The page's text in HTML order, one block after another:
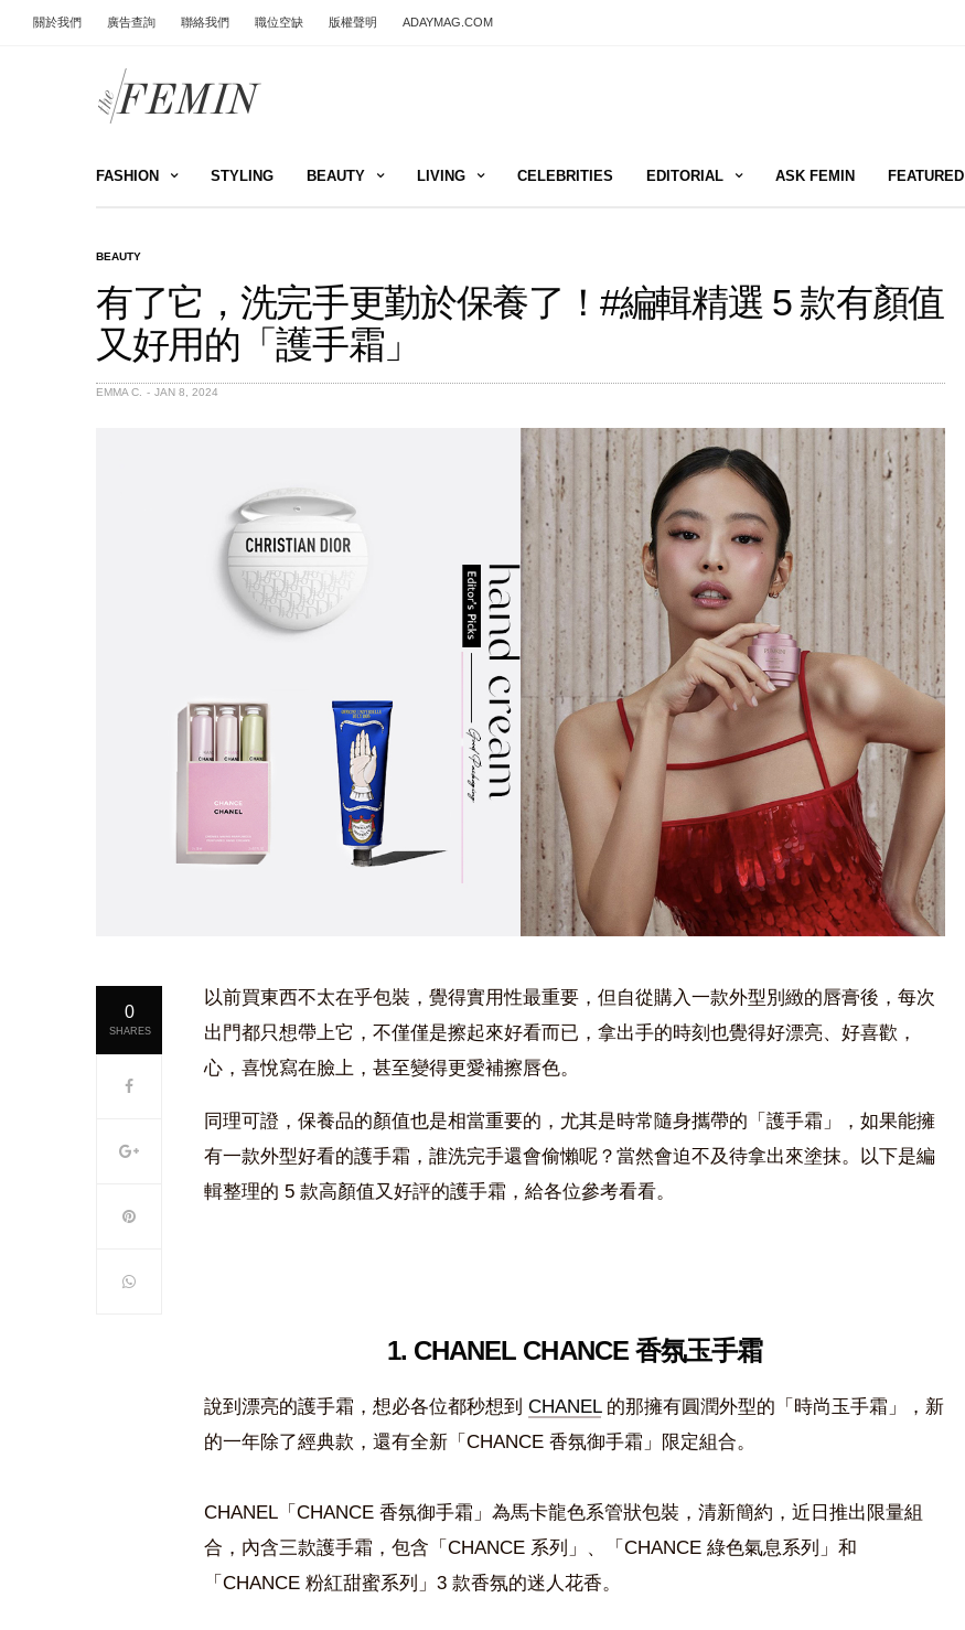
關於我們 廣告查詢 聯絡我們 職位空缺 版權聲明 ADAYMAG.COM
FASHION STYLING BEAUTY LIVING CELEBRITIES EDITORIAL ASK FEMIN FEATURED
BEAUTY
有了它，洗完手更勤於保養了！#編輯精選 5 款有顏值
又好用的「護手霜」
EMMA C. JAN 8, 2024
0
SHARES
以前買東西不太在乎包裝，覺得實用性最重要，但自從購入一款外型別緻的唇膏後，每次
出門都只想帶上它，不僅僅是擦起來好看而已，拿出手的時刻也覺得好漂亮、好喜歡，
心，喜悅寫在臉上，甚至變得更愛補擦唇色。
同理可證，保養品的顏值也是相當重要的，尤其是時常隨身攜帶的「護手霜」，如果能擁
有一款外型好看的護手霜，誰洗完手還會偷懶呢？當然會迫不及待拿出來塗抹。以下是編
輯整理的 5 款高顏值又好評的護手霜，給各位參考看看。
1. CHANEL CHANCE 香氛玉手霜
說到漂亮的護手霜，想必各位都秒想到 CHANEL的那擁有圓潤外型的「時尚玉手霜」，新
的一年除了經典款，還有全新「CHANCE 香氛御手霜」限定組合。
CHANEL「CHANCE 香氛御手霜」為馬卡龍色系管狀包裝，清新簡約，近日推出限量組
合，內含三款護手霜，包含「CHANCE 系列」、「CHANCE 綠色氣息系列」和
「CHANCE 粉紅甜蜜系列」3 款香氛的迷人花香。